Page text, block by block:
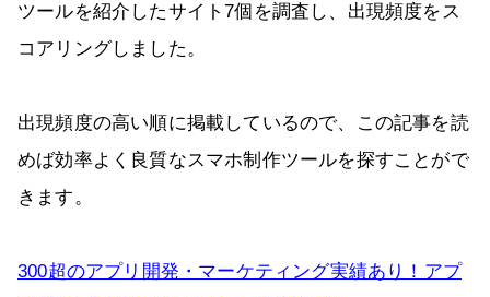
ツールを紹介したサイト7個を調査し、出現頻度をス
コアリングしました。
出現頻度の高い順に掲載しているので、この記事を読
めば効率よく良質なスマホ制作ツールを探すことがで
きます。
300超のアプリ開発・マーケティング実績あり！アプ